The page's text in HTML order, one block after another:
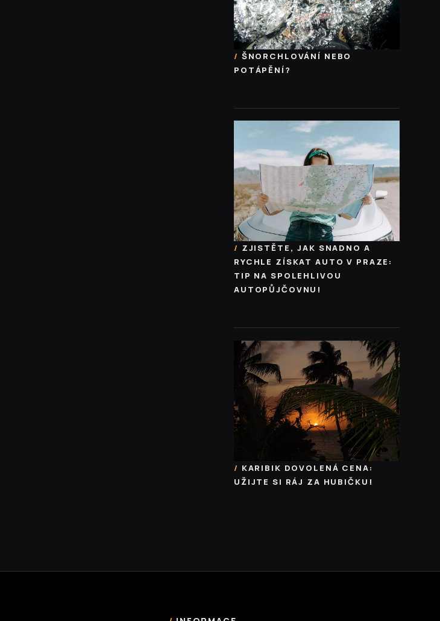
ŠNORCHLOVÁNÍ NEBO
POTÁPĚNÍ?
ZJISTĚTE, JAK SNADNO A
RYCHLE ZÍSKAT AUTO V PRAZE:
TIP NA SPOLEHLIVOU
AUTOPŮJČOVNU!
KARIBIK DOVOLENÁ CENA:
UŽIJTE SI RÁJ ZA HUBIČKU!